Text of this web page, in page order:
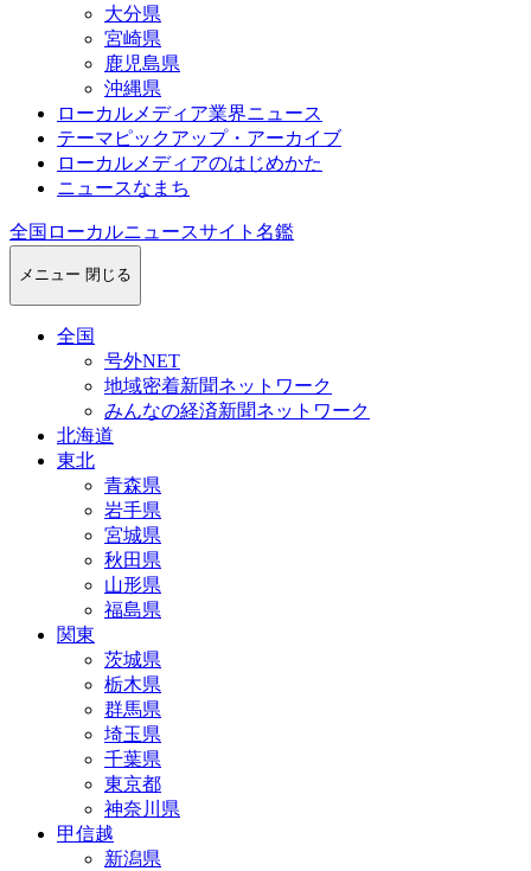
大分県
宮崎県
鹿児島県
沖縄県
ローカルメディア業界ニュース
テーマピックアップ・アーカイブ
ローカルメディアのはじめかた
ニュースなまち
全国ローカルニュースサイト名鑑
メニュー 閉じる
全国
号外NET
地域密着新聞ネットワーク
みんなの経済新聞ネットワーク
北海道
東北
青森県
岩手県
宮城県
秋田県
山形県
福島県
関東
茨城県
栃木県
群馬県
埼玉県
千葉県
東京都
神奈川県
甲信越
新潟県